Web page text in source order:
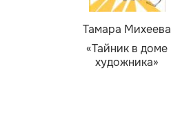
Тамара Михеева
«Тайник в доме
художника»